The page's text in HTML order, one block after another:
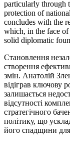
particularly through
protection of
concludes with the
which, in the face of
solid diplomatic
Становлення
створення
змін. Анатолій
відіграв ключову
залишається
відсутності
стратегічного
політику, що
його спадщини